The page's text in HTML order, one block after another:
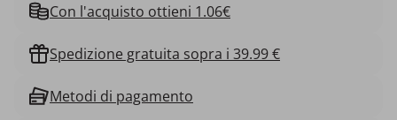
Con l'acquisto ottieni 1.06€
Spedizione gratuita sopra i 39.99 €
Metodi di pagamento